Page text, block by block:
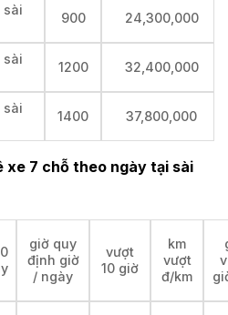
sài
900 24,300,000
sài
1200 32,400,000
sài
1400 37,800,000
xe 7 chỗ theo ngày tại sài
giờ quy
định giờ
/ ngày
vượt
10 giờ
km
vượt
đ/km